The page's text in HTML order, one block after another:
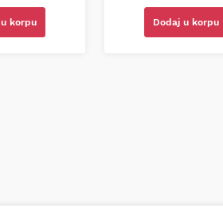
korpu Dodaj u korpu